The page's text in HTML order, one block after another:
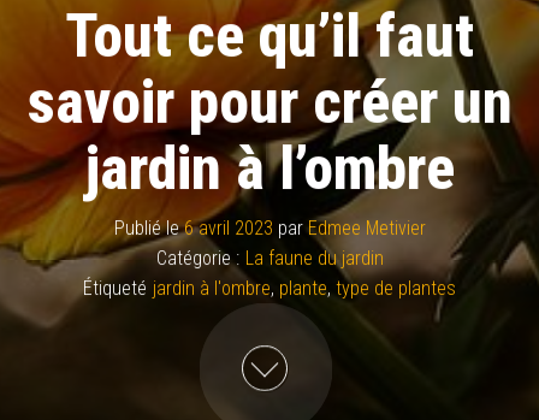
Tout ce qu’il faut
savoir pour créer un
jardin à l’ombre
Publié le6 avril 2023 par Edmee Metivier
Catégorie : La faune du jardin
Étiqueté jardin à l'ombre, plante, type de plantes